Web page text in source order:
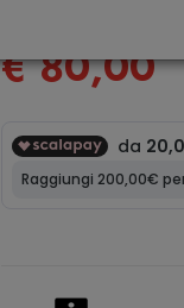
€ 80,00